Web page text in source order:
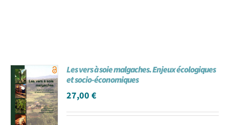
Les vers à soie malgaches. Enjeux écologiques
et socio-économiques
27,00€